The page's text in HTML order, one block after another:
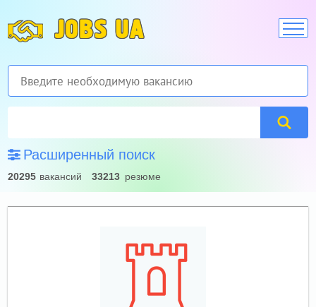
JOBS UA
Расширенный поиск
20295 вакансий 33213 резюме